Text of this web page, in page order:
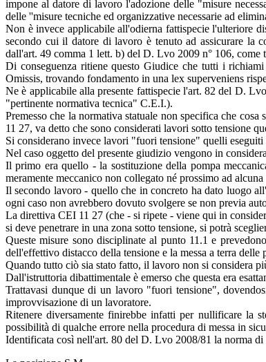
impone al datore di lavoro l'adozione delle "misure
delle ''misure tecniche ed organizzative necessarie ad
Non è invece applicabile all'odierna fattispecie l'ulteriore
secondo cui il datore di lavoro è tenuto ad assicurare la
dall'art. 49 comma 1 lett. b) del D. Lvo 2009 n° 106,
Di conseguenza ritiene questo Giudice che tutti i
Omissis, trovando fondamento in una lex superveniens
Ne è applicabile alla presente fattispecie l'art. 82 del D.
"pertinente normativa tecnica" C.E.I.).
Premesso che la normativa statuale non specifica che
11 27, va detto che sono considerati lavori sotto tensione
Si considerano invece lavori "fuori tensione" quelli
Nel caso oggetto del presente giudizio vengono in
Il primo era quello - la sostituzione della pompa
meramente meccanico non collegato né prossimo ad alcuna
Il secondo lavoro - quello che in concreto ha dato luogo
ogni caso non avrebbero dovuto svolgere se non previa
La direttiva CEI 11 27 (che - si ripete - viene qui in
si deve penetrare in una zona sotto tensione, si potrà
Queste misure sono disciplinate al punto 11.1 e
dell'effettivo distacco della tensione e la messa a terra delle
Quando tutto ciò sia stato fatto, il lavoro non si considera
Dall'istruttoria dibattimentale è emerso che questa era
Trattavasi dunque di un lavoro "fuori tensione",
improvvisazione di un lavoratore.
Ritenere diversamente finirebbe infatti per nullificare la
possibilità di qualche errore nella procedura di messa in
Identificata così nell'art. 80 del D. Lvo 2008/81 la norma